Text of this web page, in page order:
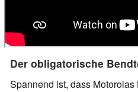
Der obligatorische
Spannend ist, dass